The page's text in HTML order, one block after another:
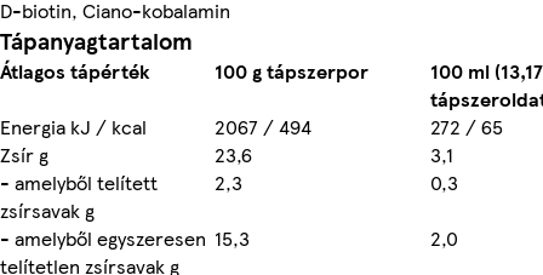
D-biotin, Ciano-kobalamin
Tápanyagtartalom
Átlagos tápérték 100 g tápszerpor
100 ml
Energia kJ / kcal
2067 / 494
272 / 65
Zsír g
23,6
3,1
- amelyből telített
zsírsavak g
2,3
0,3
- amelyből egyszeresen
telítetlen zsírsavak g
15,3
2,0